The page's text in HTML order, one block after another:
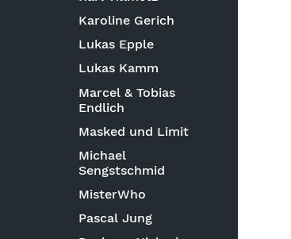
Karoline Gerich
Lukas Epple
Lukas Kamm
Marcel & Tobias
Endlich
Masked und Limit
Michael
Sengstschmid
MisterWho
Pascal Jung